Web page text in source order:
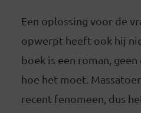
Een oplossing voor de
opwerpt heeft ook hij
boek is een roman, geen
hoe het moet.
recent fenomeen, dus